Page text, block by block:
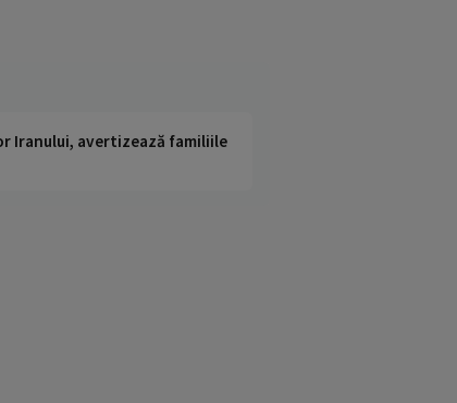
Iranului, avertizează familiile